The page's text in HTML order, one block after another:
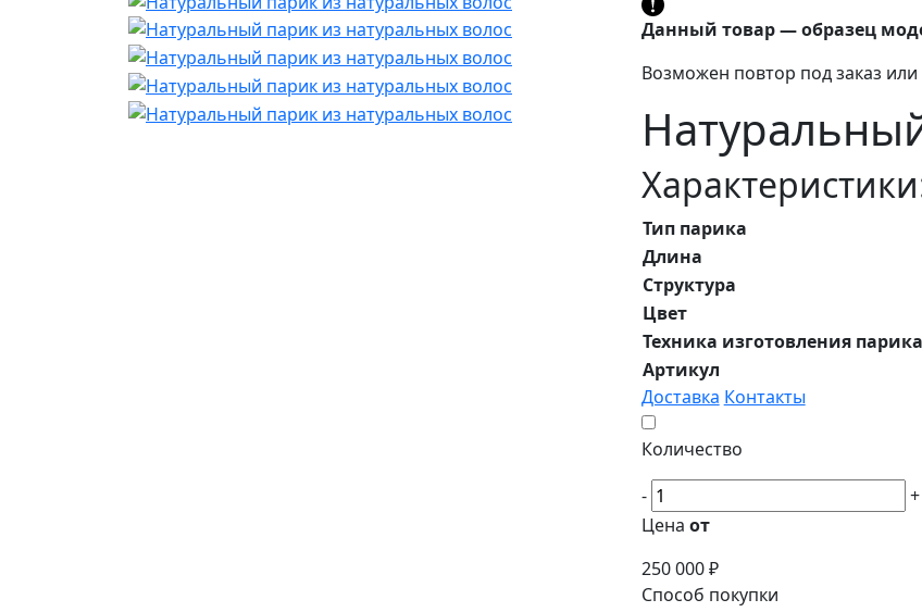
Данный товар — образец
Возможен повтор под заказ
Тип парика
Длина
Структура
Цвет
Техника изготовления парика
Артикул
Доставка Контакты
Количество
-
+
Цена от
250 000 ₽
Способ покупки